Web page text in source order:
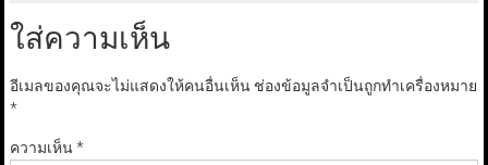
ใส่ความเห็น
อีเมลของคุณจะไม่แสดงให้คนอื่นเห็น ช่องข้อมูลจำเป็นถูกทำเครื่องหมาย
*
ความเห็น*